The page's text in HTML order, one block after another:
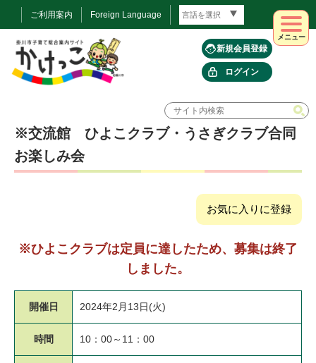
ご利用案内 Foreign Language
新規会員登録
ログイン
メニュー
※交流館 ひよこクラブ・うさぎクラブ合同
お楽しみ会
お気に入りに登録
※ひよこクラブは定員に達したため、募集は終了
しました。
開催日 2024年2月13日(火)
時間 10：00～11：00